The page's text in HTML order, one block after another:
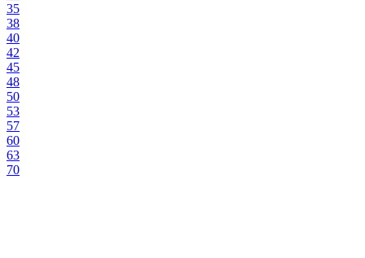
35
38
40
42
45
48
50
53
57
60
63
70